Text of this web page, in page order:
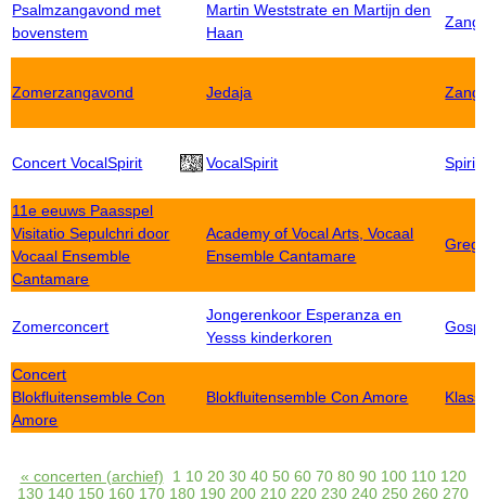
Psalmzangavond met
bovenstem
Martin Weststrate en Martijn den
Haan
Zomerzangavond Jedaja
Concert VocalSpirit VocalSpirit
11e eeuws Paasspel
Visitatio Sepulchri door
Vocaal Ensemble
Cantamare
Academy of Vocal Arts, Vocaal
Ensemble Cantamare
Zomerconcert
Jongerenkoor Esperanza en
Yesss kinderkoren
Concert
Blokfluitensemble Con
Amore
Blokfluitensemble Con Amore
« concerten (archief) 1 10 20 30 40 50 60 70 80 90 100 110 120
130 140 150 160 170 180 190 200 210 220 230 240 250 260 270